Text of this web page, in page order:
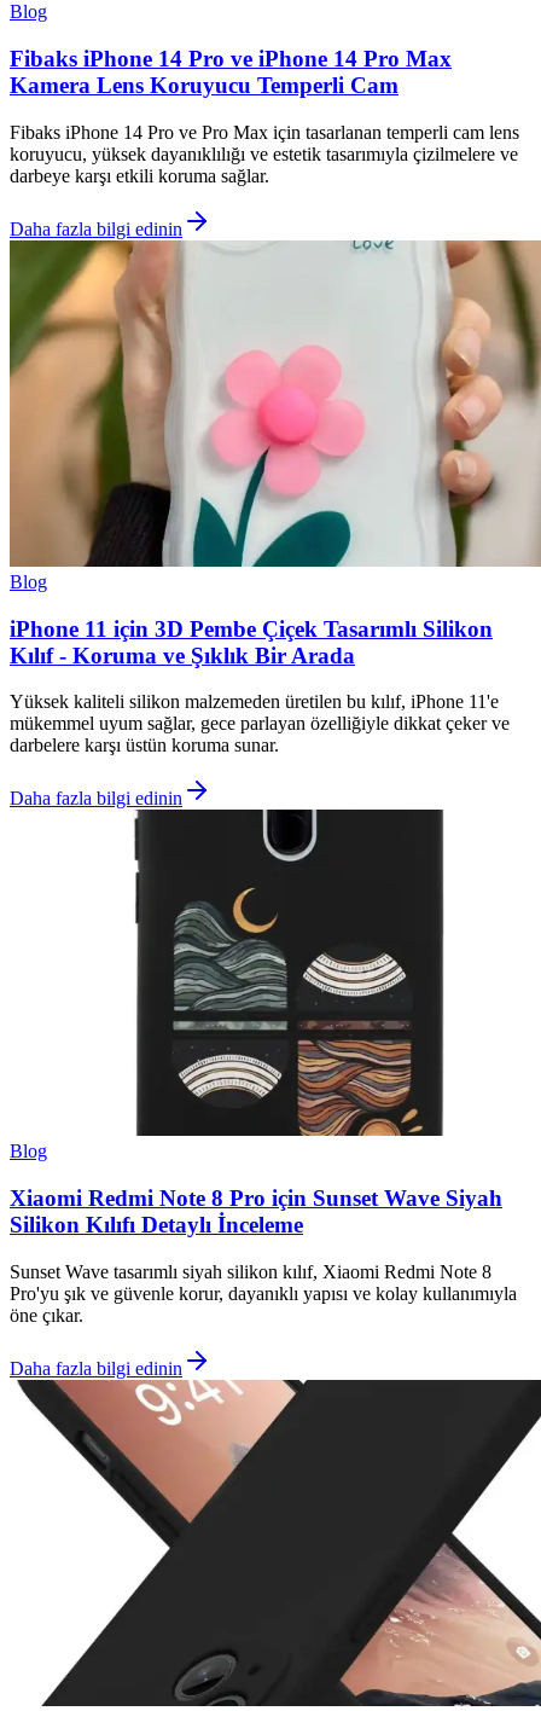
Blog
Fibaks iPhone 14 Pro ve iPhone 14 Pro Max
Kamera Lens Koruyucu Temperli Cam
Fibaks iPhone 14 Pro ve Pro Max için tasarlanan temperli cam lens
koruyucu, yüksek dayanıklılığı ve estetik tasarımıyla çizilmelere ve
darbeye karşı etkili koruma sağlar.
Daha fazla bilgi edinin
Blog
iPhone 11 için 3D Pembe Çiçek Tasarımlı Silikon
Kılıf - Koruma ve Şıklık Bir Arada
Yüksek kaliteli silikon malzemeden üretilen bu kılıf, iPhone 11'e
mükemmel uyum sağlar, gece parlayan özelliğiyle dikkat çeker ve
darbelere karşı üstün koruma sunar.
Daha fazla bilgi edinin
Blog
Xiaomi Redmi Note 8 Pro için Sunset Wave Siyah
Silikon Kılıfı Detaylı İnceleme
Sunset Wave tasarımlı siyah silikon kılıf, Xiaomi Redmi Note 8
Pro'yu şık ve güvenle korur, dayanıklı yapısı ve kolay kullanımıyla
öne çıkar.
Daha fazla bilgi edinin